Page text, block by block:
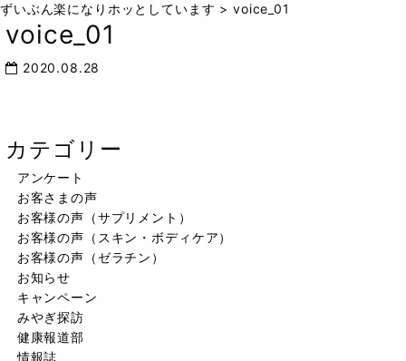
ずいぶん楽になりホッとしています > voice_01
voice_01
2020.08.28
カテゴリー
アンケート
お客さまの声
お客様の声（サプリメント）
お客様の声（スキン・ボディケア）
お客様の声（ゼラチン）
お知らせ
キャンペーン
みやぎ探訪
健康報道部
情報誌